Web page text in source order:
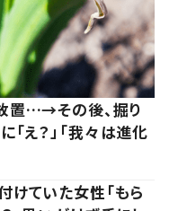
置…→その後、掘り
え？」「我々は進化
ていた女性「もら